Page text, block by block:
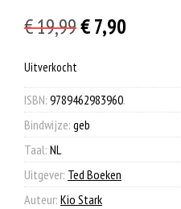
€19,99Oorspronkelijke
€ 19,99.
€7,90
Uitverkocht
ISBN: 9789462983960.
Bindwijze: geb
Taal: NL
Uitgever: Ted Boeken
Auteur: Kio Stark